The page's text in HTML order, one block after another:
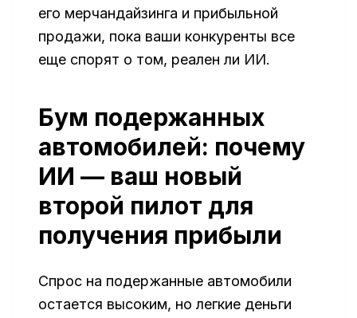
его мерчандайзинга и прибыльной
продажи, пока ваши конкуренты все
еще спорят о том, реален ли ИИ.
Бум подержанных
автомобилей: почему
ИИ — ваш новый
второй пилот для
получения прибыли
Спрос на подержанные автомобили
остается высоким, но легкие деньги